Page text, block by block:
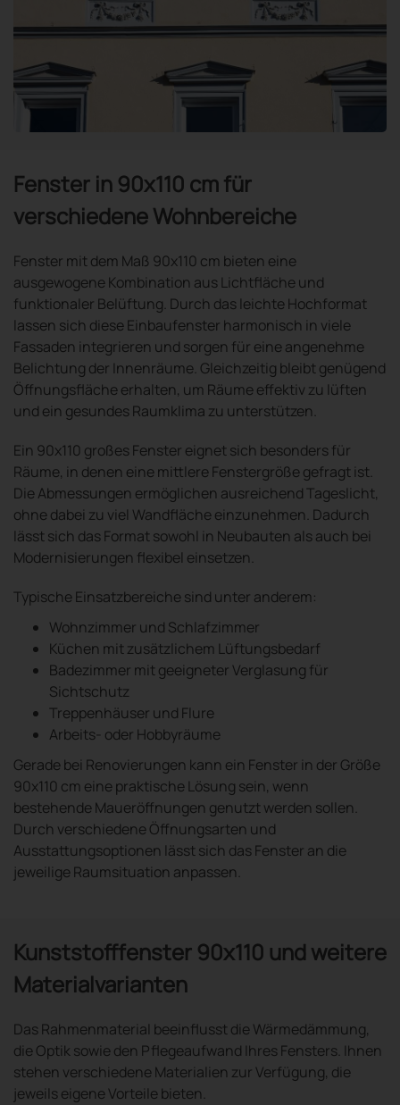
Fenster in 90x110 cm für
verschiedene Wohnbereiche
Fenster mit dem Maß 90x110 cm bieten eine
ausgewogene Kombination aus Lichtfläche und
funktionaler Belüftung. Durch das leichte Hochformat
lassen sich diese Einbaufenster harmonisch in viele
Fassaden integrieren und sorgen für eine angenehme
Belichtung der Innenräume. Gleichzeitig bleibt genügend
Öffnungsfläche erhalten, um Räume effektiv zu lüften
und ein gesundes Raumklima zu unterstützen.
Ein 90x110 großes Fenster eignet sich besonders für
Räume, in denen eine mittlere Fenstergröße gefragt ist.
Die Abmessungen ermöglichen ausreichend Tageslicht,
ohne dabei zu viel Wandfläche einzunehmen. Dadurch
lässt sich das Format sowohl in Neubauten als auch bei
Modernisierungen flexibel einsetzen.
Typische Einsatzbereiche sind unter anderem:
Wohnzimmer und Schlafzimmer
Küchen mit zusätzlichem Lüftungsbedarf
Badezimmer mit geeigneter Verglasung für
Sichtschutz
Treppenhäuser und Flure
Arbeits- oder Hobbyräume
Gerade bei Renovierungen kann ein Fenster in der Größe
90x110 cm eine praktische Lösung sein, wenn
bestehende Maueröffnungen genutzt werden sollen.
Durch verschiedene Öffnungsarten und
Ausstattungsoptionen lässt sich das Fenster an die
jeweilige Raumsituation anpassen.
Kunststofffenster 90x110 und weitere
Materialvarianten
Das Rahmenmaterial beeinflusst die Wärmedämmung,
die Optik sowie den Pflegeaufwand Ihres Fensters. Ihnen
stehen verschiedene Materialien zur Verfügung, die
jeweils eigene Vorteile bieten.